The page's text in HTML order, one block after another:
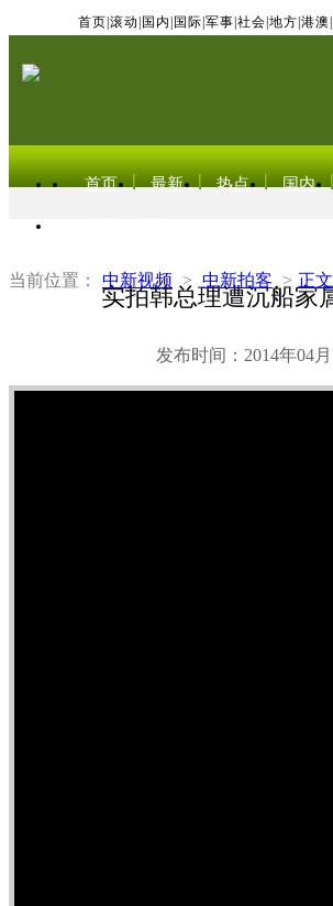
首页 滚动 国内 国际 军事 社会 地方 港澳
首页 最新 热点 国内
当前位置： 中新视频 > 中新拍客 > 正文
实拍韩总理遭沉船家
发布时间：2014年04